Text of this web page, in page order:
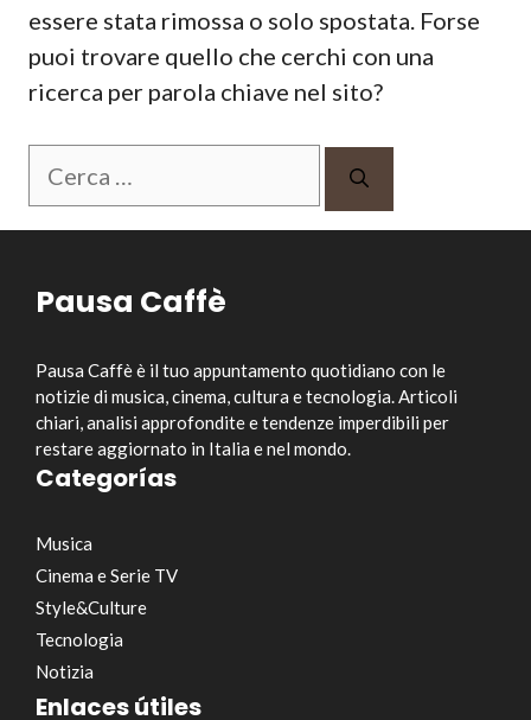
essere stata rimossa o solo spostata. Forse
puoi trovare quello che cerchi con una
ricerca per parola chiave nel sito?
Ricerca
Pausa Caffè
Pausa Caffè è il tuo appuntamento quotidiano con le
notizie di musica, cinema, cultura e tecnologia. Articoli
chiari, analisi approfondite e tendenze imperdibili per
restare aggiornato in Italia e nel mondo.
Categorías
Musica
Cinema e Serie TV
Style&Culture
Tecnologia
Notizia
Enlaces útiles